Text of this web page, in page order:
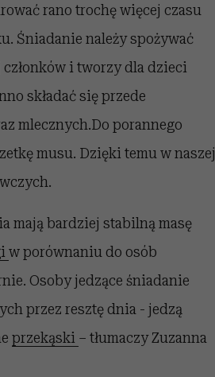
rano trochę więcej czasu
Śniadanie należy spożywać
i tworzy dla dzieci
składać się przede
mlecznych.Do porannego
musu. Dzięki temu w naszej
mają bardziej stabilną masę
w porównaniu do osób
Osoby jedzące śniadanie
przez resztę dnia - jedzą
przekąski – tłumaczy Zuzanna